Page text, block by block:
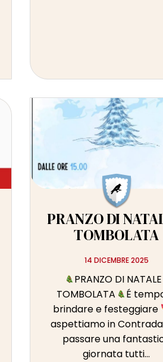
PRANZO DI
TOMBOLATA
14 DICEMBRE 2025
PRANZO DI NATALE
TOMBOLATA
É
brindare e festeggiare
aspettiamo in
passare una
giornata tutti...